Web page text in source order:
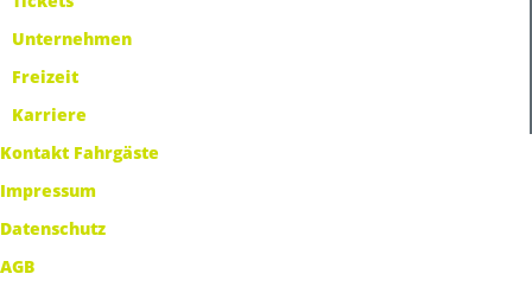
Unternehmen
Freizeit
Karriere
Kontakt Fahrgäste
Impressum
Datenschutz
AGB